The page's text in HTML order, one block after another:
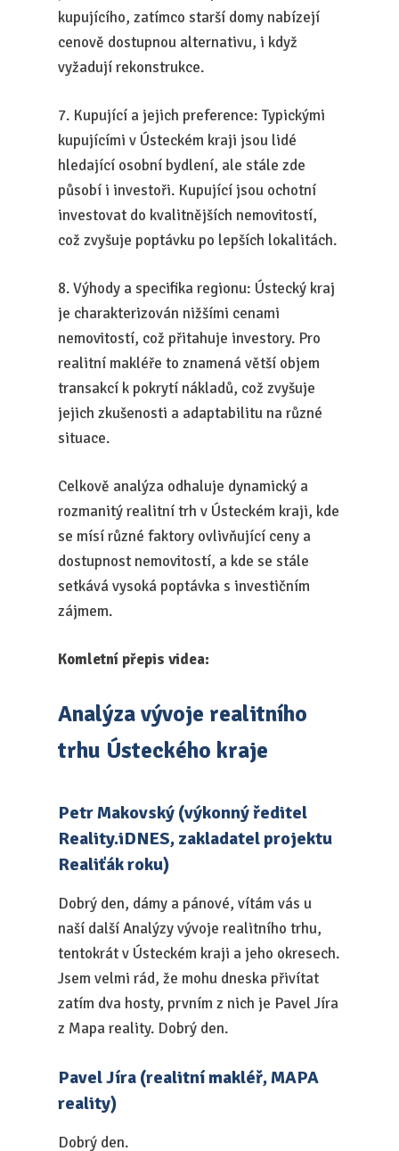
kupujícího, zatímco starší domy nabízejí
cenově dostupnou alternativu, i když
vyžadují rekonstrukce.
7. Kupující a jejich preference: Typickými
kupujícími v Ústeckém kraji jsou lidé
hledající osobní bydlení, ale stále zde
působí i investoři. Kupující jsou ochotní
investovat do kvalitnějších nemovitostí,
což zvyšuje poptávku po lepších lokalitách.
8. Výhody a specifika regionu: Ústecký kraj
je charakterizován nižšími cenami
nemovitostí, což přitahuje investory. Pro
realitní makléře to znamená větší objem
transakcí k pokrytí nákladů, což zvyšuje
jejich zkušenosti a adaptabilitu na různé
situace.
Celkově analýza odhaluje dynamický a
rozmanitý realitní trh v Ústeckém kraji, kde
se mísí různé faktory ovlivňující ceny a
dostupnost nemovitostí, a kde se stále
setkává vysoká poptávka s investičním
zájmem.
Komletní přepis videa:
Analýza vývoje realitního
trhu Ústeckého kraje
Petr Makovský (výkonný ředitel
Reality.iDNES, zakladatel projektu
Realiťák roku)
Dobrý den, dámy a pánové, vítám vás u
naší další Analýzy vývoje realitního trhu,
tentokrát v Ústeckém kraji a jeho okresech.
Jsem velmi rád, že mohu dneska přivítat
zatím dva hosty, prvním z nich je Pavel Jíra
z Mapa reality. Dobrý den.
Pavel Jíra (realitní makléř, MAPA
reality)
Dobrý den.